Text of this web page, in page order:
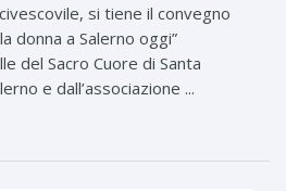
si tiene il convegno
donna a Salerno oggi”
del Sacro Cuore di Santa
e dall’associazione ...